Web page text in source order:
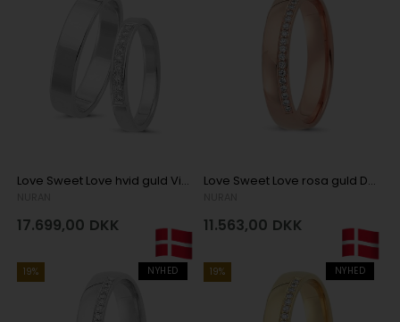
Love Sweet Love hvid guld Vielsesringe med 9 x 0,01 ct stk diamanter Wesselton VS
17.699,00 DKK
Love Sweet Love rosa guld Damering med 17 x 0,005 ct stk diamanter Wesselton SI
11.563,00 DKK
NYHED
19% NYHED
19%